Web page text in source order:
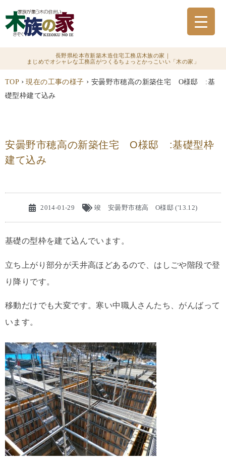
長野県松本市新築木造住宅工務店木族の家｜
まじめでオシャレな工務店がつくるちょっとかっこいい「木の家」
TOP › 現在の工事の様子 › 安曇野市穂高の新築住宅 O様邸 :基
礎型枠建て込み
安曇野市穂高の新築住宅 O様邸 :基礎型枠
建て込み
2014-01-29 竣 安曇野市穂高 O様邸 ('13.12)
基礎の型枠を建て込んでいます。
立ち上がり部分が天井高ほどあるので、はしごや階段で登
り降りです。
移動だけでも大変です。寒い中職人さんたち、がんばって
います。